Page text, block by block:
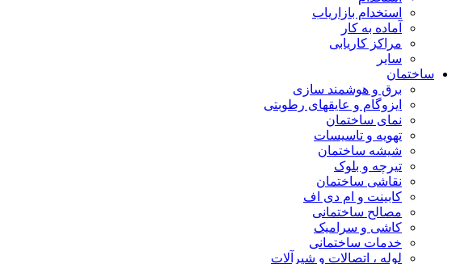
استخدام بازاریاب
آماده به کار
مراکز کاریابی
سایر
ساختمان
برق و هوشمند سازی
ایزوگام و عایقهای رطوبتی
نمای ساختمان
تهویه و تاسیسات
شیشه ساختمان
تیرچه و بلوک
نقاشی ساختمان
کابینت و ام دی اف
مصالح ساختمانی
کاشی و سرامیک
خدمات ساختمانی
لوله ، اتصالات و شیرآلات